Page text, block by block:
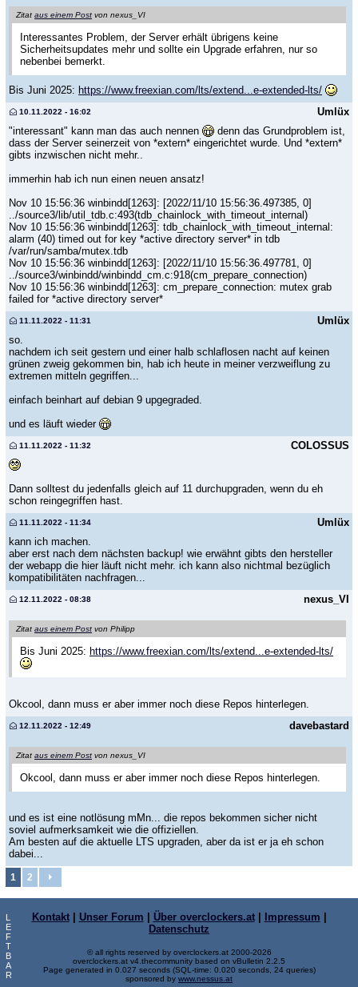
Zitat aus einem Post von nexus_VI
Interessantes Problem, der Server erhält übrigens keine
Sicherheitsupdates mehr und sollte ein Upgrade erfahren, nur so
nebenbei bemerkt.
Bis Juni 2025: https://www.freexian.com/lts/extend...e-extended-lts/
Umlüx
10.11.2022 - 16:02
"interessant" kann man das auch nennen
denn das Grundproblem ist,
dass der Server seinerzeit von *extern* eingerichtet wurde. Und *extern*
gibts inzwischen nicht mehr..
immerhin hab ich nun einen neuen ansatz!
Nov 10 15:56:36 winbindd[1263]: [2022/11/10 15:56:36.497385, 0]
../source3/lib/util_tdb.c:493(tdb_chainlock_with_timeout_internal)
Nov 10 15:56:36 winbindd[1263]: tdb_chainlock_with_timeout_internal:
alarm (40) timed out for key *active directory server* in tdb
/var/run/samba/mutex.tdb
Nov 10 15:56:36 winbindd[1263]: [2022/11/10 15:56:36.497781, 0]
../source3/winbindd/winbindd_cm.c:918(cm_prepare_connection)
Nov 10 15:56:36 winbindd[1263]: cm_prepare_connection: mutex grab
failed for *active directory server*
Umlüx
11.11.2022 - 11:31
so.
nachdem ich seit gestern und einer halb schlaflosen nacht auf keinen
grünen zweig gekommen bin, hab ich heute in meiner verzweiflung zu
extremen mitteln gegriffen...
einfach beinhart auf debian 9 upgegraded.
und es läuft wieder
COLOSSUS
11.11.2022 - 11:32
Dann solltest du jedenfalls gleich auf 11 durchupgraden, wenn du eh
schon reingegriffen hast.
Umlüx
11.11.2022 - 11:34
kann ich machen.
aber erst nach dem nächsten backup! wie erwähnt gibts den hersteller
der webapp die hier läuft nicht mehr. ich kann also nichtmal bezüglich
kompatibilitäten nachfragen...
nexus_VI
12.11.2022 - 08:38
Zitat aus einem Post von Philipp
Bis Juni 2025: https://www.freexian.com/lts/extend...e-extended-lts/
Okcool, dann muss er aber immer noch diese Repos hinterlegen.
davebastard
12.11.2022 - 12:49
Zitat aus einem Post von nexus_VI
Okcool, dann muss er aber immer noch diese Repos hinterlegen.
und es ist eine notlösung mMn... die repos bekommen sicher nicht
soviel aufmerksamkeit wie die offiziellen.
Am besten auf die aktuelle LTS upgraden, aber da ist er ja eh schon
dabei...
1 2
L
E
F
T
B
A
R
Kontakt| Unser Forum Über overclockers.at| Impressum
Datenschutz
© all rights reserved by overclockers.at 2000-2026
overclockers.at v4.thecommunity based on vBulletin 2.2.5
Page generated in 0.027 seconds (SQL-time: 0.020 seconds, 24 queries)
sponsored by www.nessus.at